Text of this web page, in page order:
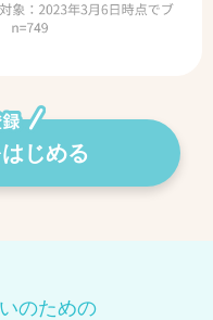
じめる
のための